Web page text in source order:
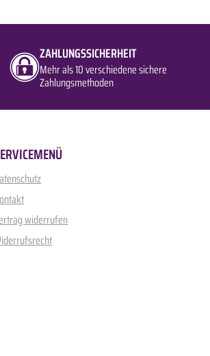
ZAHLUNGSSICHERHEIT
Mehr als 10 verschiedene sichere
Zahlungsmethoden
widerrufen